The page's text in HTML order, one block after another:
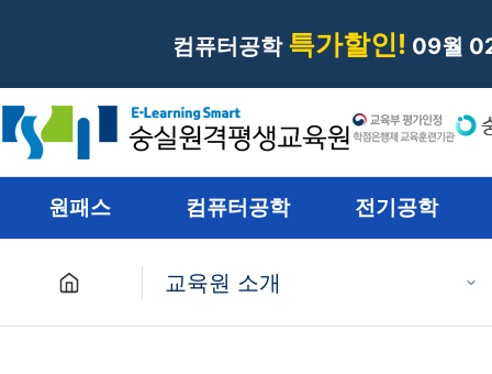
컴퓨터공학 특가할인! 09월
원패스 컴퓨터공학 전기공학
교육원 소개